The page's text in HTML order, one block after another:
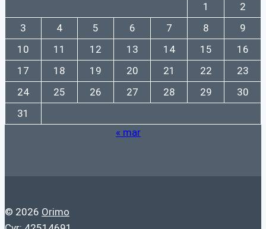
1
2
3
4 5 6 7 8
9
10
11 12 13 14 15
16
17
18 19 20 21 22
23
24
25 26 27 28 29
30
31
« mar
© 2026 Orimo